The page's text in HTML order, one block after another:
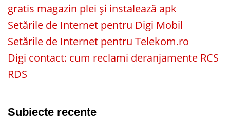
gratis magazin plei și instalează apk
Setările de Internet pentru Digi Mobil
Setările de Internet pentru Telekom.ro
Digi contact: cum reclami deranjamente RCS
RDS
Subiecte recente